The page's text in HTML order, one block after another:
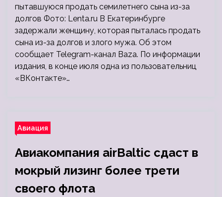
пытавшуюся продать семилетнего сына из-за
долгов Фото: Lenta.ru В Екатеринбурге
задержали женщину, которая пыталась продать
сына из-за долгов и злого мужа. Об этом
сообщает Telegram-канал Baza. По информации
издания, в конце июля одна из пользовательниц
«ВКонтакте»…
Авиация
Авиакомпания airBaltic сдаст в
мокрый лизинг более трети
своего флота